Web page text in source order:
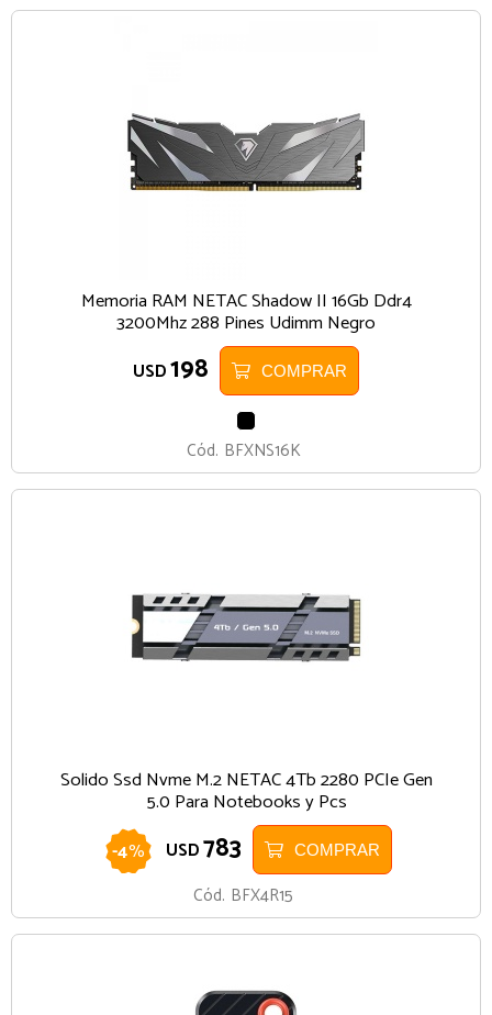
Memoria RAM NETAC Shadow II 16Gb Ddr4
3200Mhz 288 Pines Udimm Negro
USD198 COMPRAR
Cód. BFXNS16K
Solido Ssd Nvme M.2 NETAC 4Tb 2280 PCIe Gen
5.0 Para Notebooks y Pcs
-4% USD783 COMPRAR
Cód. BFX4R15